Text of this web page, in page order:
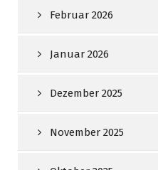
Februar 2026
Januar 2026
Dezember 2025
November 2025